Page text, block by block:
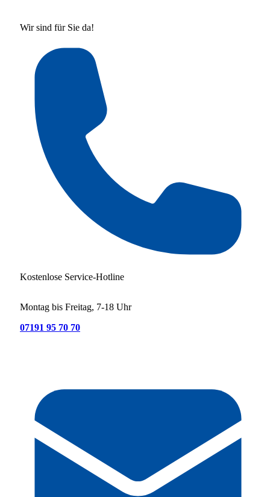
Wir sind für Sie da!
Kostenlose Service-Hotline
Montag bis Freitag, 7-18 Uhr
07191 95 70 70